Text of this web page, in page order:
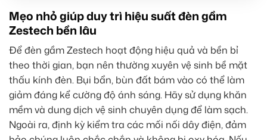
Mẹo nhỏ giúp duy trì hiệu suất đèn gầm
Zestech bền lâu
Để đèn gầm Zestech hoạt động hiệu quả và bền bỉ
theo thời gian, bạn nên thường xuyên vệ sinh bề mặt
thấu kính đèn. Bụi bẩn, bùn đất bám vào có thể làm
giảm đáng kể cường độ ánh sáng. Hãy sử dụng khăn
mềm và dung dịch vệ sinh chuyên dụng để làm sạch.
Ngoài ra, định kỳ kiểm tra các mối nối dây điện, đảm